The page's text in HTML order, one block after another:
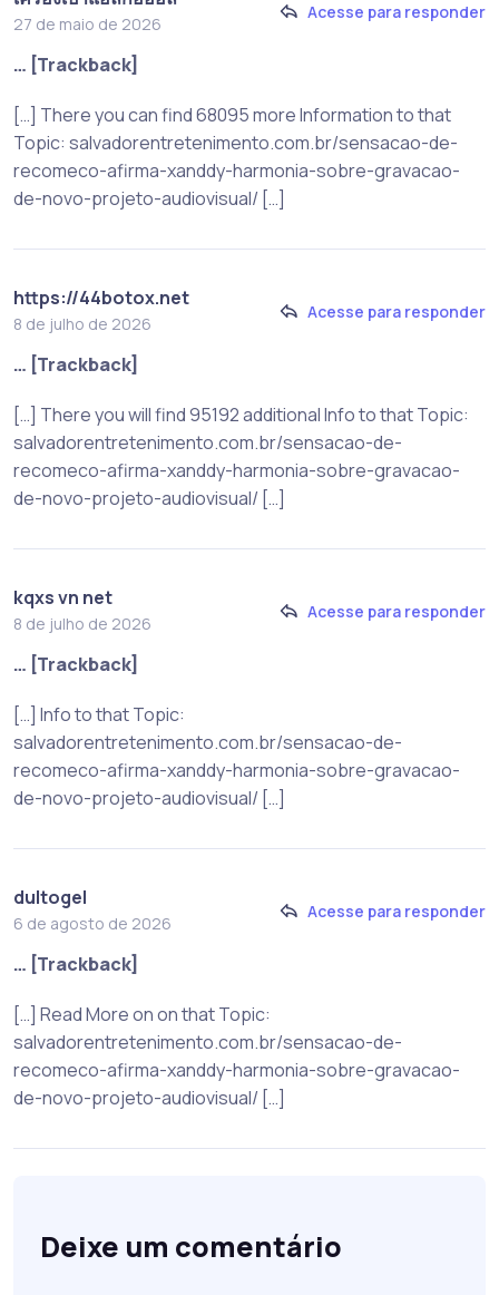
27 de maio de 2026
Acesse para responder
… [Trackback]
[…] There you can find 68095 more Information to that
Topic: salvadorentretenimento.com.br/sensacao-de-
recomeco-afirma-xanddy-harmonia-sobre-gravacao-
de-novo-projeto-audiovisual/ […]
https://44botox.net
8 de julho de 2026
Acesse para responder
… [Trackback]
[…] There you will find 95192 additional Info to that Topic:
salvadorentretenimento.com.br/sensacao-de-
recomeco-afirma-xanddy-harmonia-sobre-gravacao-
de-novo-projeto-audiovisual/ […]
kqxs vn net
8 de julho de 2026
Acesse para responder
… [Trackback]
[…] Info to that Topic:
salvadorentretenimento.com.br/sensacao-de-
recomeco-afirma-xanddy-harmonia-sobre-gravacao-
de-novo-projeto-audiovisual/ […]
dultogel
6 de agosto de 2026
Acesse para responder
… [Trackback]
[…] Read More on on that Topic:
salvadorentretenimento.com.br/sensacao-de-
recomeco-afirma-xanddy-harmonia-sobre-gravacao-
de-novo-projeto-audiovisual/ […]
Deixe um comentário